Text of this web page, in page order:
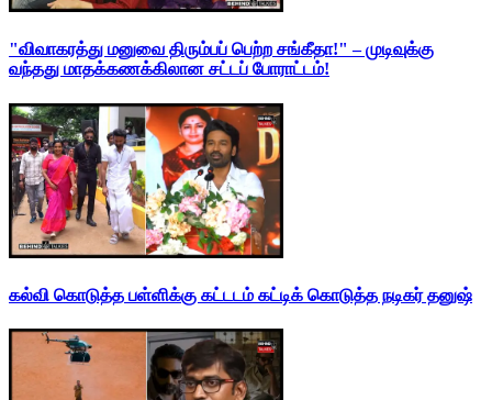
"விவாகரத்து மனுவை திரும்பப் பெற்ற சங்கீதா!" – முடிவுக்கு
வந்தது மாதக்கணக்கிலான சட்டப் போராட்டம்!
கல்வி கொடுத்த பள்ளிக்கு கட்டடம் கட்டிக் கொடுத்த நடிகர் தனுஷ்